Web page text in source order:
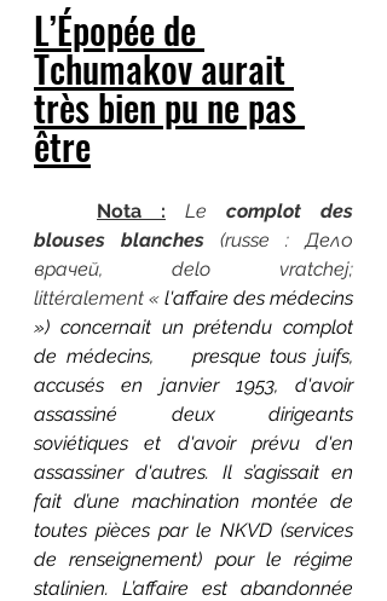
L’Épopée de
Tchumakov aurait
très bien pu ne pas
être
Nota : Le complot des
blouses blanches (russe : Дело
littéralement « l'affaire des médecins
») concernait un prétendu complot
de médecins, 	presque tous juifs,
accusés en janvier 1953, d'avoir
assassiné deux dirigeants
soviétiques et d'avoir prévu d'en
assassiner d'autres. Il s’agissait en
fait d’une machination montée de
toutes pièces par le NKVD (services
stalinien. L’affaire est abandonnée